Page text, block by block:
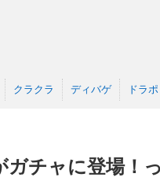
クラクラ ディバゲ ドラポ
ガチャに登場！